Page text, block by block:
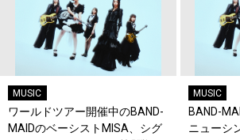
MUSIC
ワールドツアー開催中のBAND-
MAIDのベーシストMISA、シグ
MUSIC
BAND-
ニューシ